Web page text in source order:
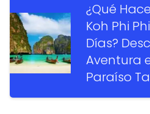
¿Qué
Koh Phi
Días?
Aventura
Paraíso